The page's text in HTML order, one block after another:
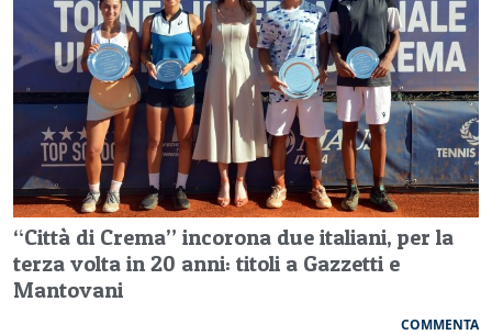
“Città di Crema” incorona due italiani, per la
terza volta in 20 anni: titoli a Gazzetti e
Mantovani
COMMENTA